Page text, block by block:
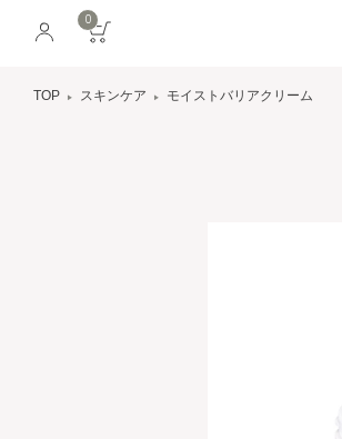
0
TOP スキンケア モイストバリアクリーム